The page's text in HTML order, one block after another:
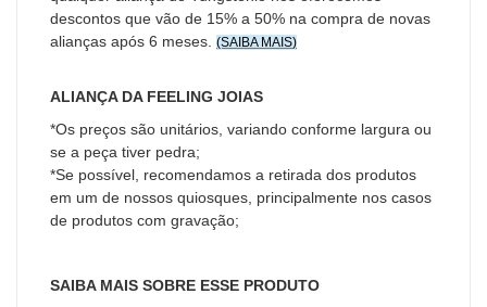
descontos que vão de 15% a 50% na compra de novas
alianças após 6 meses. (SAIBA MAIS)
ALIANÇA DA FEELING JOIAS
*Os preços são unitários, variando conforme largura ou
se a peça tiver pedra;
*Se possível, recomendamos a retirada dos produtos
em um de nossos quiosques, principalmente nos casos
de produtos com gravação;
SAIBA MAIS SOBRE ESSE PRODUTO